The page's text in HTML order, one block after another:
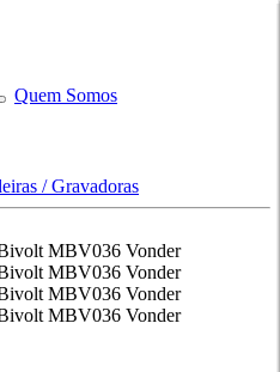
Quem Somos
/ Gravadoras